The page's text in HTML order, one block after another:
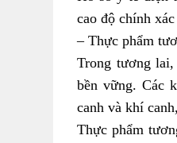
cao độ chính
– Thực phẩm
Trong tương
bền vững. Các
canh và khí
Thực phẩm